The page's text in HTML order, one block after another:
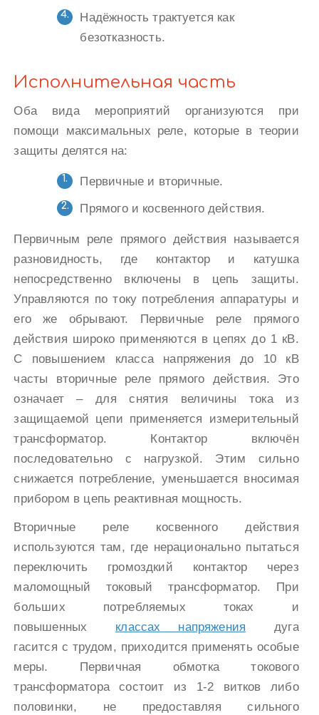
Надёжность трактуется как
безотказность.
Исполнительная часть
Оба вида мероприятий организуются при
помощи максимальных реле, которые в теории
защиты делятся на:
Первичные и вторичные.
Прямого и косвенного действия.
Первичным реле прямого действия называется
разновидность, где контактор и катушка
непосредственно включены в цепь защиты.
Управляются по току потребления аппаратуры и
его же обрывают. Первичные реле прямого
действия широко применяются в цепях до 1 кВ.
С повышением класса напряжения до 10 кВ
часты вторичные реле прямого действия. Это
означает – для снятия величины тока из
защищаемой цепи применяется измерительный
трансформатор. Контактор включён
последовательно с нагрузкой. Этим сильно
снижается потребление, уменьшается вносимая
прибором в цепь реактивная мощность.
Вторичные реле косвенного действия
используются там, где нерационально пытаться
переключить громоздкий контактор через
маломощный токовый трансформатор. При
больших потребляемых токах и
повышенных
классах напряжения
дуга
гасится с трудом, приходится применять особые
меры. Первичная обмотка токового
трансформатора состоит из 1-2 витков либо
половинки, не предоставляя сильного